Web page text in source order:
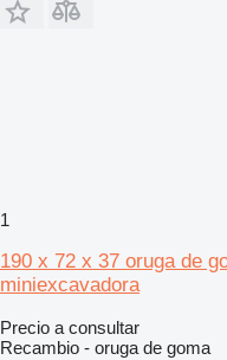
1
190 x 72 x 37 oruga de
miniexcavadora
Precio a consultar
Recambio - oruga de goma